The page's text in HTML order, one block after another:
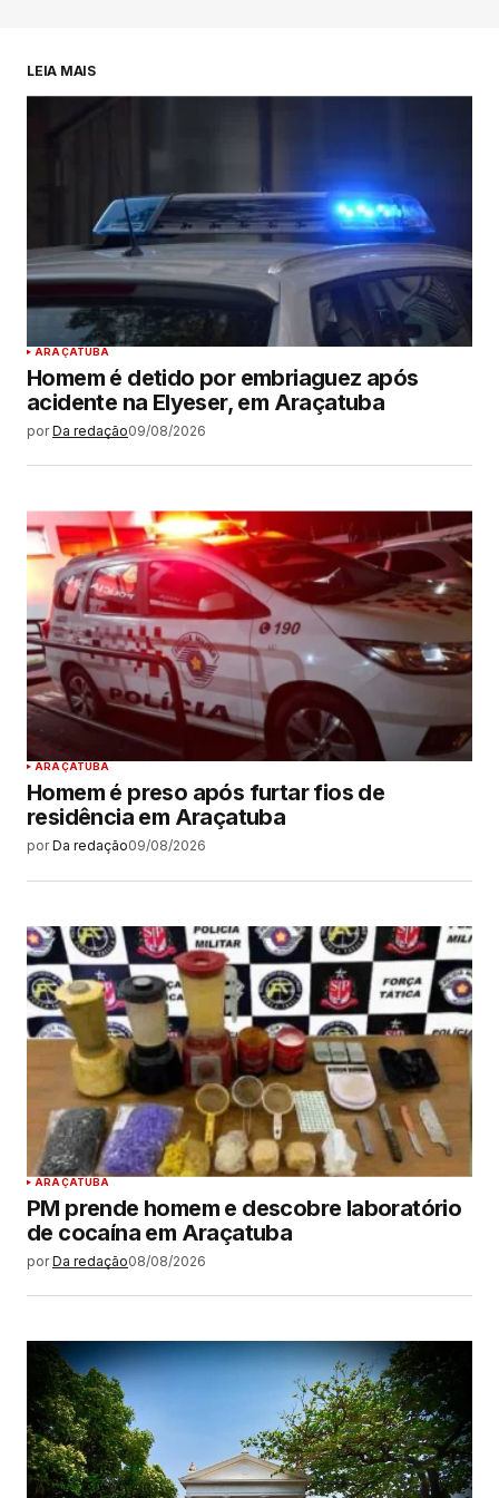
LEIA MAIS
ARAÇATUBA
Homem é detido por embriaguez após
acidente na Elyeser, em Araçatuba
por Da redação09/08/2026
ARAÇATUBA
Homem é preso após furtar fios de
residência em Araçatuba
por Da redação09/08/2026
ARAÇATUBA
PM prende homem e descobre laboratório
de cocaína em Araçatuba
por Da redação08/08/2026